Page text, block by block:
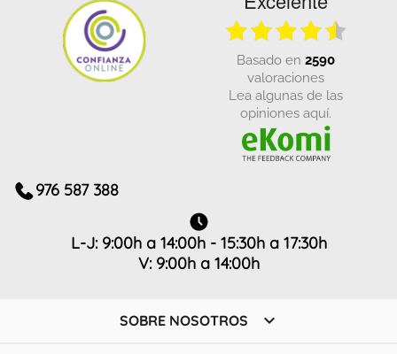
basado en 2590
valoraciones
Lea algunas de las
opiniones aquí.
976 587 388
L-J: 9:00h a 14:00h - 15:30h a 17:30h
V: 9:00h a 14:00h
SOBRE NOSOTROS 